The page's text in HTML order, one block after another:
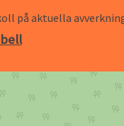
på aktuella